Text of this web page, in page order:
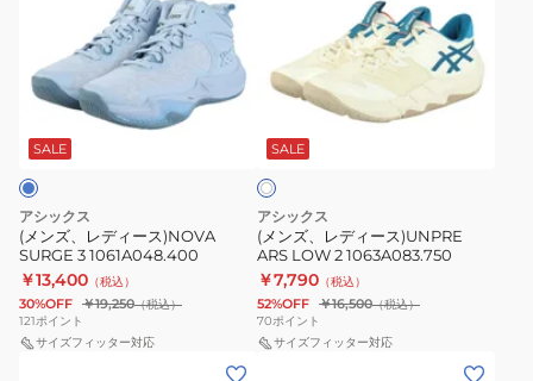
ィ
ス)NOVA
SURGE
3
1061A048.400
SALE
アシックス
(メンズ、レディース)NOVA
SURGE 3 1061A048.400
￥13,400 （税込）
30%OFF ￥19,250（税込）
121ポイント
サイズフィッター対応
ィ
ス)UNPRE
ARS
LOW
2
1063A083.750
SALE
ア
イ
アシックス
(メンズ、レディース)UNPRE
ARS LOW 2 1063A083.750
￥7,790 （税込）
52%OFF ￥16,500（税込）
70ポイント
サイズフィッター対応